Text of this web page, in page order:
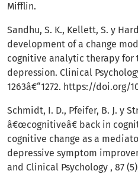
Mifflin.
Sandhu, S. K., Kellett, S. y
development of a change
cognitive analytic therapy for
depression. Clinical
1263â€“1272. https://doi.org/
Schmidt, I. D., Pfeifer, B. J. y
â€œcognitiveâ€ back in
cognitive change as a
depressive symptom
and Clinical Psychology , 87